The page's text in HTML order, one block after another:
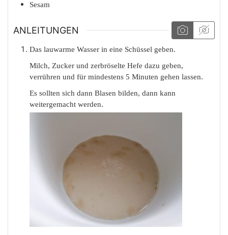
Sesam
ANLEITUNGEN
Das lauwarme Wasser in eine Schüssel geben.
Milch, Zucker und zerbröselte Hefe dazu geben,
verrühren und für mindestens 5 Minuten gehen lassen.
Es sollten sich dann Blasen bilden, dann kann
weitergemacht werden.